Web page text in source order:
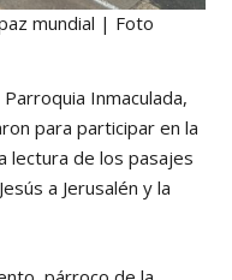
mundial | Foto
Inmaculada,
para participar en la
lectura de los pasajes
a Jerusalén y la